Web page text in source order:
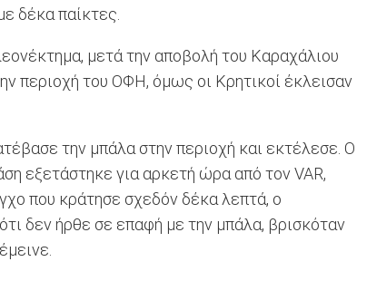
δέκα παίκτες.
μετά την αποβολή του Καραχάλιου
περιοχή του ΟΦΗ, όμως οι Κρητικοί έκλεισαν
την μπάλα στην περιοχή και εκτέλεσε. Ο
εξετάστηκε για αρκετή ώρα από τον VAR,
που κράτησε σχεδόν δέκα λεπτά, ο
δεν ήρθε σε επαφή με την μπάλα, βρισκόταν